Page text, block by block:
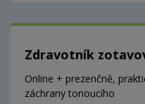
Zdravotník
Online + prezenčně,
záchrany tonoucího